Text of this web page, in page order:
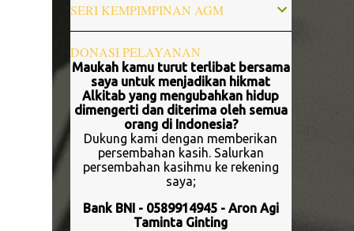
SERI KEMPIMPINAN AGM
DONASI PELAYANAN
Maukah kamu turut terlibat bersama
saya untuk menjadikan hikmat
Alkitab yang mengubahkan hidup
dimengerti dan diterima oleh semua
orang di Indonesia?
Dukung kami dengan memberikan
persembahan kasih. Salurkan
persembahan kasihmu ke rekening
saya;
Bank BNI - 0589914945 - Aron Agi
Taminta Ginting